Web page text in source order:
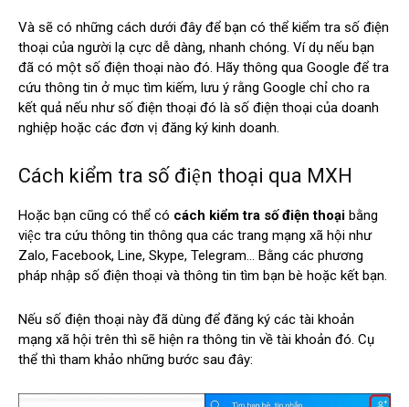
Và sẽ có những cách dưới đây để bạn có thể kiểm tra số điện
thoại của người lạ cực dễ dàng, nhanh chóng. Ví dụ nếu bạn
đã có một số điện thoại nào đó. Hãy thông qua Google để tra
cứu thông tin ở mục tìm kiếm, lưu ý rằng Google chỉ cho ra
kết quả nếu như số điện thoại đó là số điện thoại của doanh
nghiệp hoặc các đơn vị đăng ký kinh doanh.
Cách kiểm tra số điện thoại qua MXH
Hoặc bạn cũng có thể có cách kiểm tra số điện thoại bằng
việc tra cứu thông tin thông qua các trang mạng xã hội như
Zalo, Facebook, Line, Skype, Telegram… Bằng các phương
pháp nhập số điện thoại và thông tin tìm bạn bè hoặc kết bạn.
Nếu số điện thoại này đã dùng để đăng ký các tài khoản
mạng xã hội trên thì sẽ hiện ra thông tin về tài khoản đó. Cụ
thể thì tham khảo những bước sau đây: